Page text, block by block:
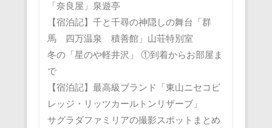
「奈良屋」泉遊亭
【宿泊記】千と千尋の神隠しの舞台「群
馬 四万温泉 積善館」山荘特別室
冬の「星のや軽井沢」 ①到着からお部屋ま
で
【宿泊記】最高級ブランド「東山ニセコビ
レッジ・リッツカールトンリザーブ」
サグラダファミリアの撮影スポットまとめ